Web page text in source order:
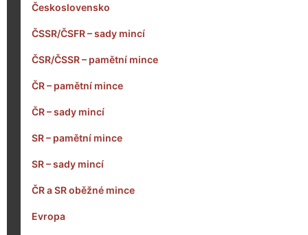
Československo
ČSSR/ČSFR – sady mincí
ČSR/ČSSR – pamětní mince
ČR – pamětní mince
ČR – sady mincí
SR – pamětní mince
SR – sady mincí
ČR a SR oběžné mince
Evropa